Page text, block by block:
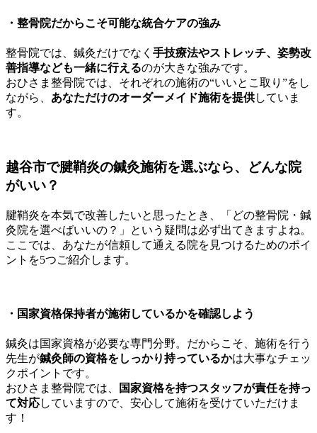
・ 整骨院だからこそ可能な統合ケアの強み
整骨院では、鍼灸だけでなく 手技療法やストレッチ、姿勢改
善指導なども一緒に行えるのが大きな強みです。
おひさま整骨院では、それぞれの施術の“いいとこ取り”をし
ながら、 あなただけのオーダーメイド施術を提供していま
す。
越谷市で腱鞘炎の鍼灸施術を選ぶなら、どんな院
がいい？
腱鞘炎を本気で改善したいと思ったとき、「どの整骨院・鍼
灸院を選べばいいの？」という疑問は必ず出てきますよね。
ここでは、あなたが信頼して通える院を見つけるためのポイ
ントを5つご紹介します。
・ 国家資格保持者が施術しているかを確認しよう
鍼灸は国家資格が必要な専門分野。だからこそ、施術を行う
先生が鍼灸師の資格をしっかり持っているかは大事なチェッ
クポイントです。
おひさま整骨院では、
国家資格を持つスタッフが責任を持っ
て対応していますので、安心して施術を受けていただけま
す！